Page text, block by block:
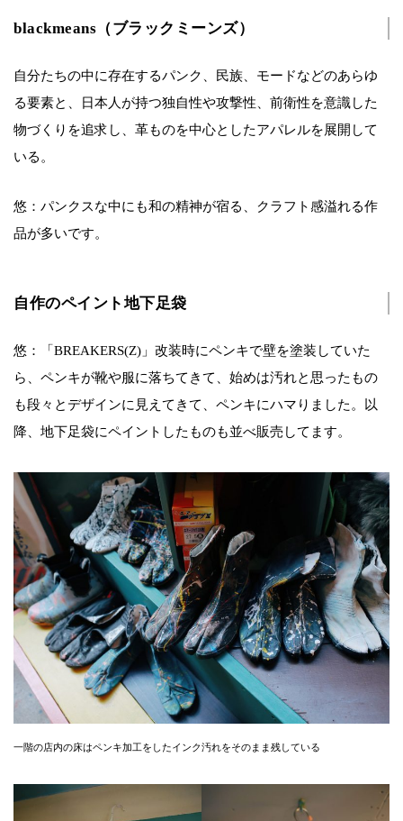
blackmeans（ブラックミーンズ）
自分たちの中に存在するパンク、民族、モードなどのあらゆ
る要素と、日本人が持つ独自性や攻撃性、前衛性を意識した
物づくりを追求し、革ものを中心としたアパレルを展開して
いる。
悠：パンクスな中にも和の精神が宿る、クラフト感溢れる作
品が多いです。
自作のペイント地下足袋
悠：「BREAKERS(Z)」改装時にペンキで壁を塗装していた
ら、ペンキが靴や服に落ちてきて、始めは汚れと思ったもの
も段々とデザインに見えてきて、ペンキにハマりました。以
降、地下足袋にペイントしたものも並べ販売してます。
一階の店内の床はペンキ加工をしたインク汚れをそのまま残している